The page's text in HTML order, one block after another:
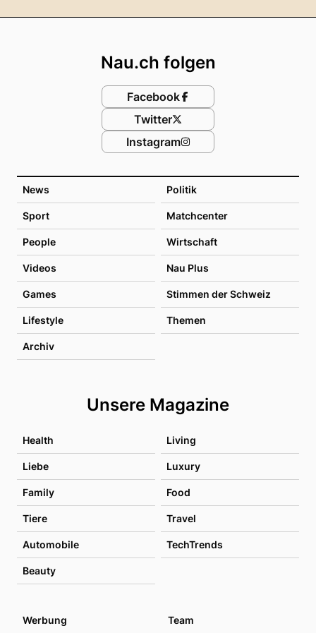
News Politik
Sport Matchcenter
People Wirtschaft
Videos Nau Plus
Games Stimmen der Schweiz
Lifestyle Themen
Archiv
Unsere Magazine
Health Living
Liebe Luxury
Family Food
Tiere Travel
Automobile TechTrends
Beauty
Nau.ch folgen
Facebook
Twitter
Instagram
Werbung Team